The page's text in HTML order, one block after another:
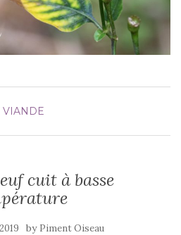
VIANDE
cuit à basse
by Piment Oiseau